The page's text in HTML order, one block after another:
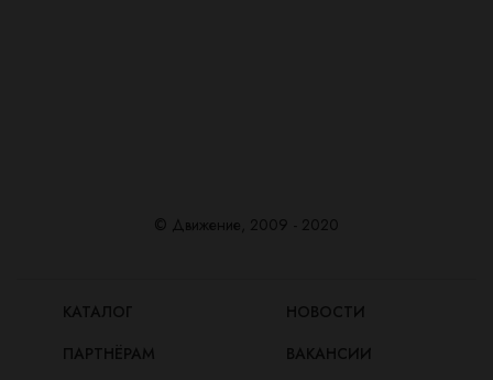
© Движение, 2009 - 2020
КАТАЛОГ
ПАРТНЁРАМ
НОВОСТИ
ВАКАНСИИ